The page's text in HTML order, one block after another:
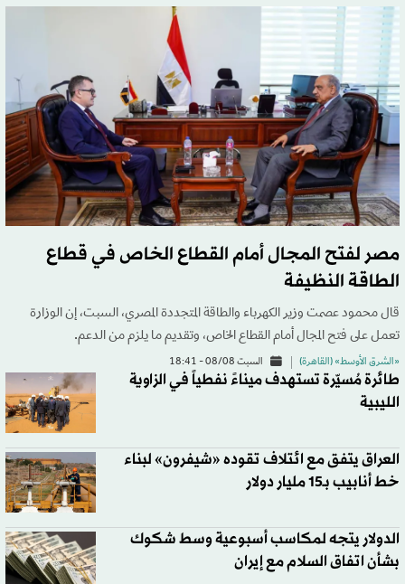
مصر لفتح المجال أمام القطاع الخاص في قطاع
الطاقة النظيفة
قال محمود عصمت وزير الكهرباء والطاقة المتجددة المصري، السبت، إن الوزارة
تعمل على فتح المجال أمام القطاع الخاص، وتقديم ما يلزم من الدعم.
«الشرق الأوسط» (القاهرة) السبت 08/08 - 18:41
طائرة مُسيّرة تستهدف ميناءً نفطياً في الزاوية
الليبية
العراق يتفق مع ائتلاف تقوده «شيفرون» لبناء
خط أنابيب بـ15 مليار دولار
الدولار يتجه لمكاسب أسبوعية وسط شكوك
بشأن اتفاق السلام مع إيران